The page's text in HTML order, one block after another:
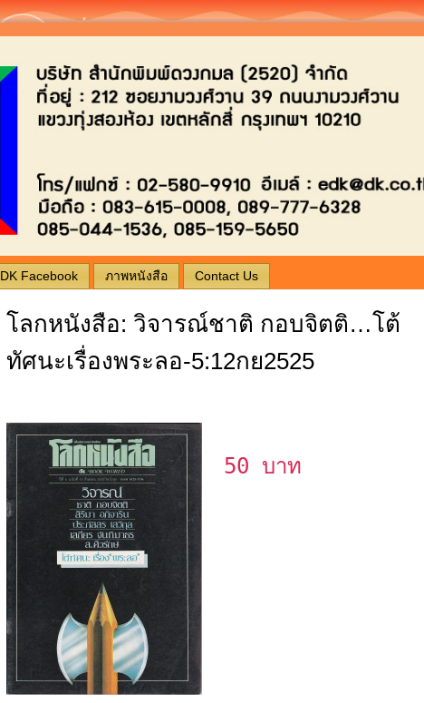
ดวงกมล,02-5809910
DK Facebook ภาพหนังสือ Contact Us
โลกหนังสือ: วิจารณ์ชาติ กอบจิตติ…โต้
ทัศนะเรื่องพระลอ-5:12กย2525
50 บาท